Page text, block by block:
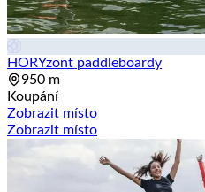
HORYzont paddleboardy
950 m
Koupání
Zobrazit místo
Zobrazit místo